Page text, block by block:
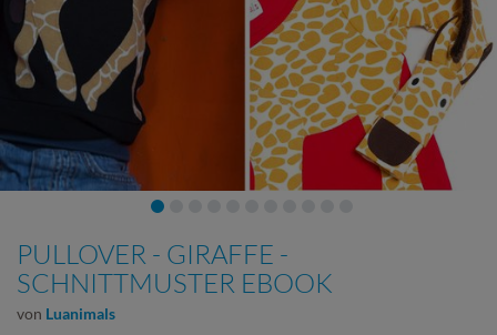
PULLOVER - GIRAFFE -
SCHNITTMUSTER EBOOK
von Luanimals